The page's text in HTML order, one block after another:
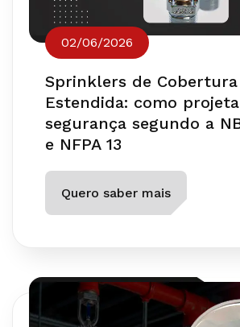
02/06/2026
Sprinklers de Cobertura
Estendida: como
segurança segundo a
e NFPA 13
Quero saber mais